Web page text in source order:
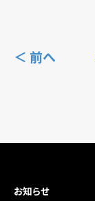
＜ 前へ
お知らせ